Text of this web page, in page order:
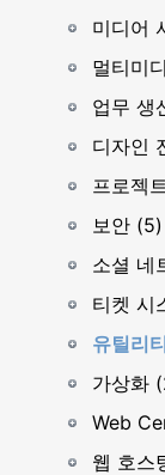
미디어
멀티미
업무 생
디자인
프로젝
보안 (5)
소셜 네
티켓 시
유틸리
가상화
Web
웹 호스